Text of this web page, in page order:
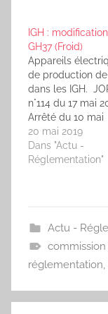
2023modifiant
du 25 juin 1980
approbation des
dispositions
du règlement
desécurité contre
IGH :
GH37 (Froid)
Appareils
de production
dans les IGH.
n°114 du 17 mai
Arrêté du 10 mai
2019 modifiant
du 30 décembre
portant
d'établissements
recevant du
maîtres d'ouvrage,
maîtres d'oeuvre,
des
20 mai 2019
Dans "Actu -
Réglementation"
Actu -
réglementation,